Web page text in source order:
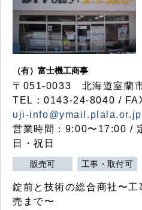
（有）富士機工商事
〒051-0033 北海道室蘭
TEL：0143-24-8040 /
uji-info@ymail.plala.or.jp
営業時間：9:00〜17:00 /
日・祝日
販売可 工事・取付可
錠前と技術の総合商社〜工
売まで〜